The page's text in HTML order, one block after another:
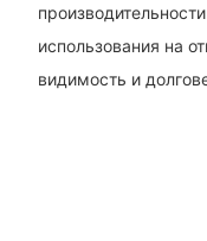
использования на
видимость и